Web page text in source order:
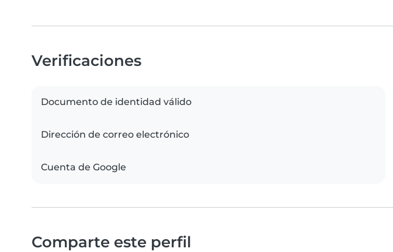
Verificaciones
Documento de identidad válido
Dirección de correo electrónico
Cuenta de Google
Comparte este perfil